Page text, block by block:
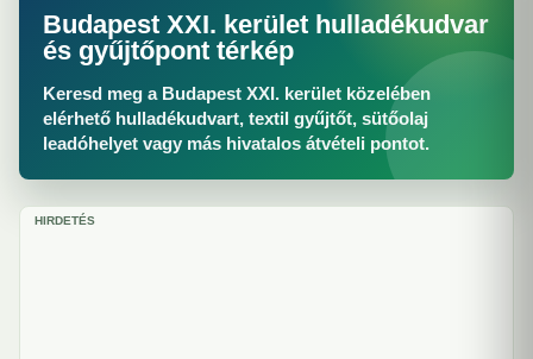
Budapest XXI. kerület hulladékudvar
és gyűjtőpont térkép
Keresd meg a Budapest XXI. kerület közelében
elérhető hulladékudvart, textil gyűjtőt, sütőolaj
leadóhelyet vagy más hivatalos átvételi pontot.
HIRDETÉS